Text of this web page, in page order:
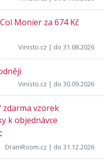
Monier za 674 Kč
Vinisto.cz | do 31.08.2026
Vinisto.cz | do 30.09.2026
zdarma vzorek
k objednávce
DramRoom.cz | do 31.12.2026